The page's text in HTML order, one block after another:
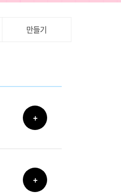
만들기
+
+